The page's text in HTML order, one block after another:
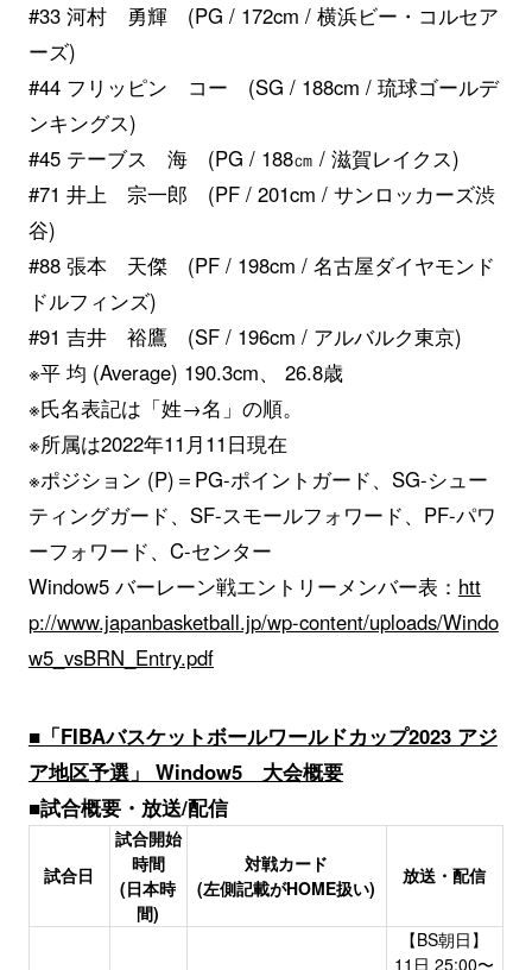
#33 河村 勇輝 (PG / 172cm / 横浜ビー・コルセア
ーズ)
#44 フリッピン コー (SG / 188cm / 琉球ゴールデ
ンキングス)
#45 テーブス 海 (PG / 188㎝ / 滋賀レイクス)
#71 井上 宗一郎 (PF / 201cm / サンロッカーズ渋
谷)
#88 張本 天傑 (PF / 198cm / 名古屋ダイヤモンド
ドルフィンズ)
#91 吉井 裕鷹 (SF / 196cm / アルバルク東京)
※平 均 (Average) 190.3cm、 26.8歳
※氏名表記は「姓→名」の順。
※所属は2022年11月11日現在
※ポジション (P)＝PG-ポイントガード、SG-シュー
ティングガード、SF-スモールフォワード、PF-パワ
ーフォワード、C-センター
Window5 バーレーン戦エントリーメンバー表： htt
p://www.japanbasketball.jp/wp-content/uploads/Windo
w5_vsBRN_Entry.pdf
■「FIBAバスケットボールワールドカップ2023 アジ
ア地区予選」 Window5 大会概要
■試合概要・放送/配信
試合日
試合開始
時間
(日本時
間)
対戦カード
(左側記載がHOME扱い)
放送・配信
【BS朝日】
11日 25:00〜